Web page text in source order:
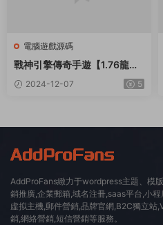
電腦遊戲源碼
戰神引擎傳奇手遊【1.76龍騰
赤月小極品三職業[白豬3]】最
新整理Win一鍵服務端+GM授
2024-12-07 5
AddProFans緻力于wordpress主題、模
銷推廣,企業郵箱,域名注冊,saas平台,小
虛拟主機,郵件營銷,品牌官網,B2C獨立站
銷,網絡營銷,短信營銷等服務。